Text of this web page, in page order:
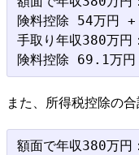
険料控除 54万円
手取り年収380万
また、所得税控除の
額面で年収380万